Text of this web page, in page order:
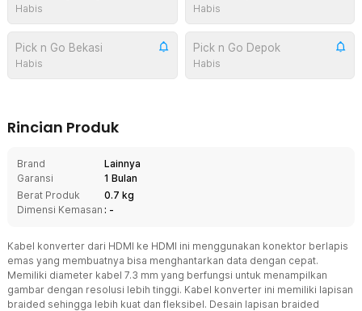
Habis Habis
Pick n Go Bekasi
Habis
Pick n Go Depok
Habis
Rincian Produk
Brand
Lainnya
Garansi
1 Bulan
Berat Produk
0.7 kg
Dimensi Kemasan : -
Kabel konverter dari HDMI ke HDMI ini menggunakan konektor berlapis
emas yang membuatnya bisa menghantarkan data dengan cepat.
Memiliki diameter kabel 7.3 mm yang berfungsi untuk menampilkan
gambar dengan resolusi lebih tinggi. Kabel konverter ini memiliki lapisan
braided sehingga lebih kuat dan fleksibel. Desain lapisan braided